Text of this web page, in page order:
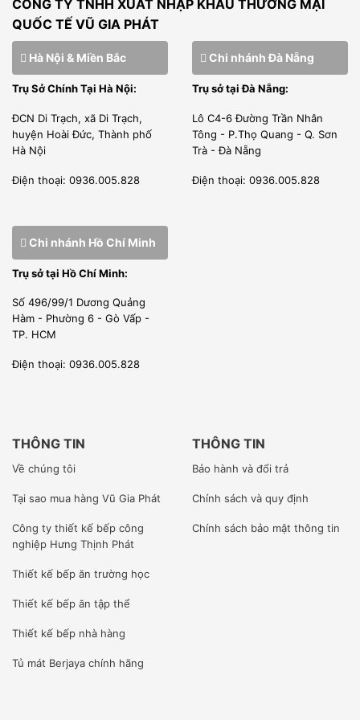
Chúng tôi có thư phân phối được nhà sản xuất cấp phép
bán hàng tại thị trường Việt Nam.
Kỹ sư của chúng tôi được đào tạo tại nhà sản xuất, được
cấp phép đủ điều kiện lắp đặt, bảo trì, bảo hành sản phẩm
của hãng.
Chúng tôi là đơn vị nhập khẩu trực tiếp giao hàng và lắp
chọn từ kỹ sư điện lạnh, tay nghề cao từ những trường đại
sâu tại công ty cũng như tham gia những khóa huấn luyện
[wpcc-iframe allowfullscreen=”” frameborder=”0″
nocookie.com/embed/uZtrAzb4QgQ”
style=”position: absolute;top: 0;left: 0;width:
100%;height: 100%;” width=”640″]
Chúng tôi trực tiếp lắp đặt sản phẩm cho khách hàng từ
CÔNG TY TNHH XUẤT NHẬP KHẨU THƯƠNG MẠI
QUỐC TẾ VŨ GIA PHÁT
Hà Nội & Miền Bắc
Trụ Sở Chính Tại Hà Nội:
ĐCN Di Trạch, xã Di Trạch,
huyện Hoài Đức, Thành phố
Hà Nội
Điện thoại: 0936.005.828
Chi nhánh Đà Nẵng
Trụ sở tại Đà Nẵng:
Lô C4-6 Đường Trần Nhân
Tông - P.Thọ Quang - Q. Sơn
Trà - Đà Nẵng
Điện thoại: 0936.005.828
Chi nhánh Hồ Chí Minh
Trụ sở tại Hồ Chí Minh:
Số 496/99/1 Dương Quảng
Hàm - Phường 6 - Gò Vấp -
TP. HCM
Điện thoại: 0936.005.828
THÔNG TIN
Về chúng tôi
Tại sao mua hàng Vũ Gia Phát
Công ty thiết kế bếp công
nghiệp Hưng Thịnh Phát
Thiết kế bếp ăn trường học
Thiết kế bếp ăn tập thể
Thiết kế bếp nhà hàng
Tủ mát Berjaya chính hãng
THÔNG TIN
Bảo hành và đổi trả
Chính sách và quy định
Chính sách bảo mật thông tin